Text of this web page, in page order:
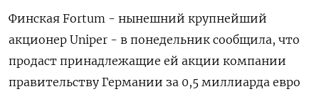
Финская Fortum - нынешний крупнейший
акционер Uniper - в понедельник сообщила, что
продаст принадлежащие ей акции компании
правительству Германии за 0,5 миллиарда евро